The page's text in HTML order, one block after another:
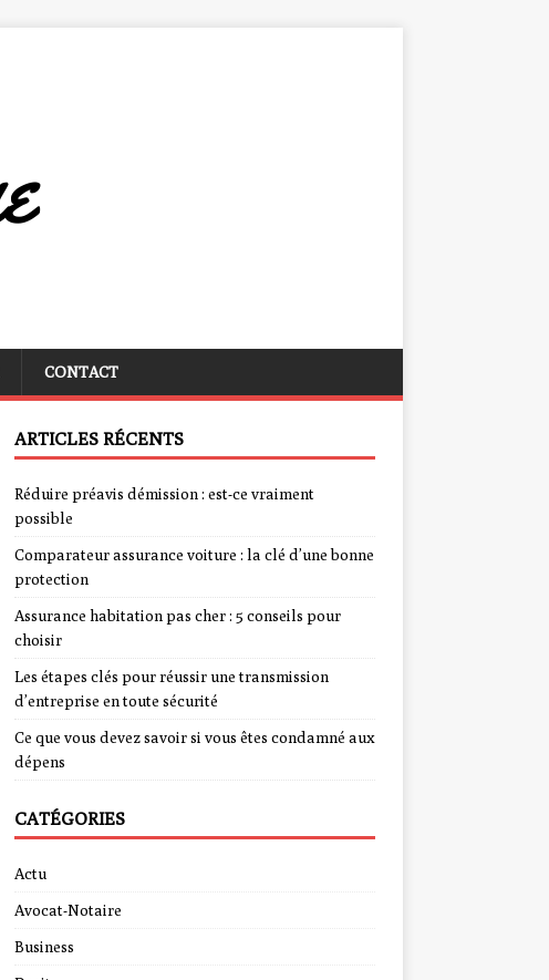
CONTACT
ARTICLES RÉCENTS
Réduire préavis démission : est-ce vraiment
possible
Comparateur assurance voiture : la clé d’une bonne
protection
Assurance habitation pas cher : 5 conseils pour
choisir
Les étapes clés pour réussir une transmission
d’entreprise en toute sécurité
Ce que vous devez savoir si vous êtes condamné aux
dépens
CATÉGORIES
Actu
Avocat-Notaire
Business